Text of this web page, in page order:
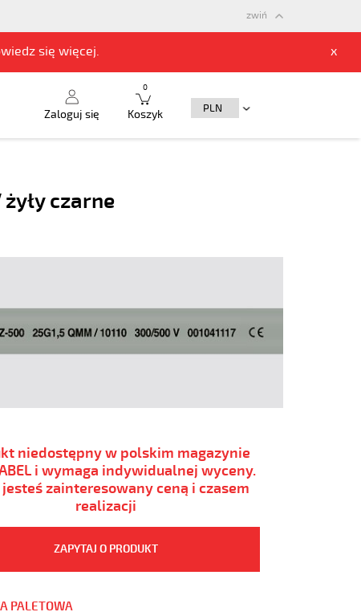
się więcej. x
zwiń
Zaloguj się Koszyk
0
czarne
niedostępny w polskim magazynie
i wymaga indywidualnej wyceny.
jesteś zainteresowany ceną i czasem
realizacji
ZAPYTAJ O PRODUKT
PALETOWA